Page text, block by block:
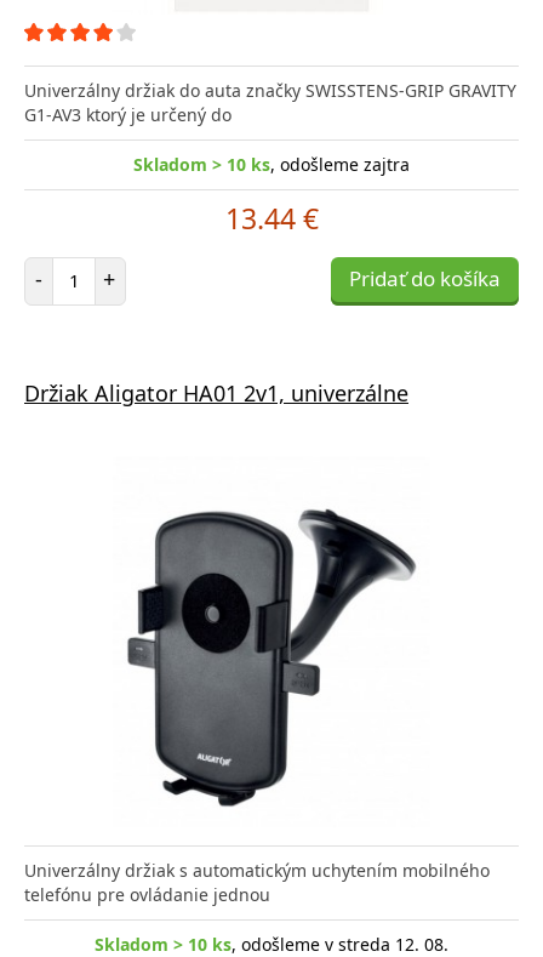
Univerzálny držiak do auta značky SWISSTENS-GRIP GRAVITY
G1-AV3 ktorý je určený do
Skladom > 10 ks, odošleme zajtra
13.44 €
- Počet položiek
+ Pridať do košíka
Držiak Aligator HA01 2v1, univerzálne
Univerzálny držiak s automatickým uchytením mobilného
telefónu pre ovládanie jednou
Skladom > 10 ks, odošleme v streda 12. 08.